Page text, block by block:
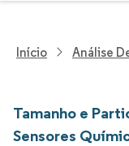
Início Análise
Tamanho e
Sensores